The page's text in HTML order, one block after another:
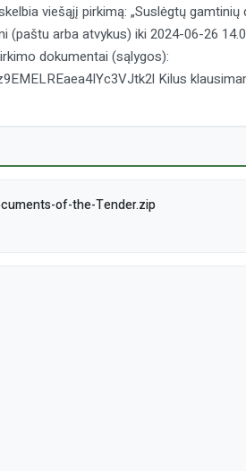
viešąjį pirkimą: „Suslėgtų
arba atvykus) iki 2024-06-26
dokumentai (sąlygos):
Kilus
of-the-Tender.zip